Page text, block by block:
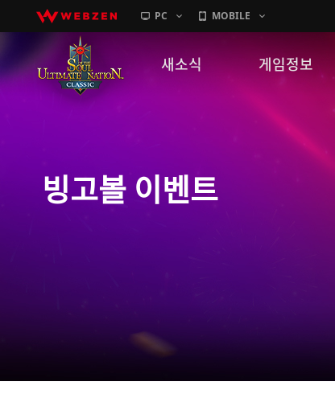
PC MOBILE
새소식
GM노트
이벤트
게임정보
세계관
캐릭터소개
빙고볼 이벤트